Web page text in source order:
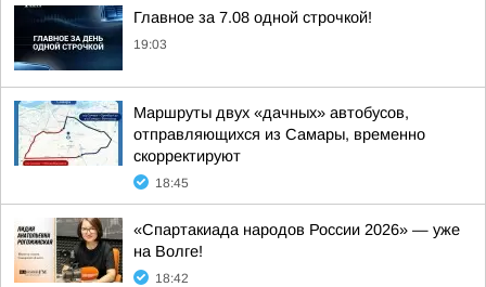
Главное за 7.08 одной строчкой!
19:03
Маршруты двух «дачных» автобусов,
отправляющихся из Самары, временно
скорректируют
18:45
«Спартакиада народов России 2026» — уже
на Волге!
18:42